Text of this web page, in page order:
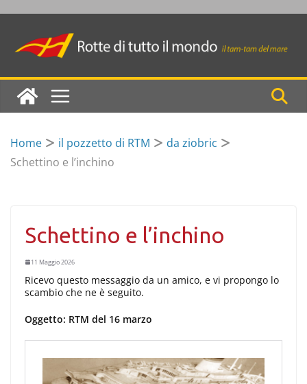
to
Home il pozzetto di RTM
da ziobric
Schettino e l’inchino
Schettino e l’inchino
11 Maggio 2026
Ricevo questo messaggio da un amico, e vi propongo lo
scambio che ne è seguito.
Oggetto: RTM del 16 marzo